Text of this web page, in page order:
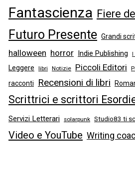
Fantascienza Fiere
Futuro Presente Grandi
halloween horror Indie Publishing
Leggere libri Notizie Piccoli Editori
racconti Recensioni di libri
Scrittrici e scrittori
Servizi Letterari solarpunk Studio83 ti
Video e YouTube Writing